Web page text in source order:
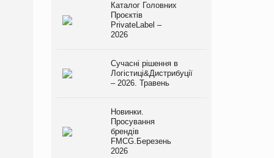
Каталог Головних
Проєктів
PrivateLabel –
2026
Сучасні рішення в
Логістиці&Дистрибуції
– 2026. Травень
Новинки.
Просування
брендів
FMCG.Березень
2026